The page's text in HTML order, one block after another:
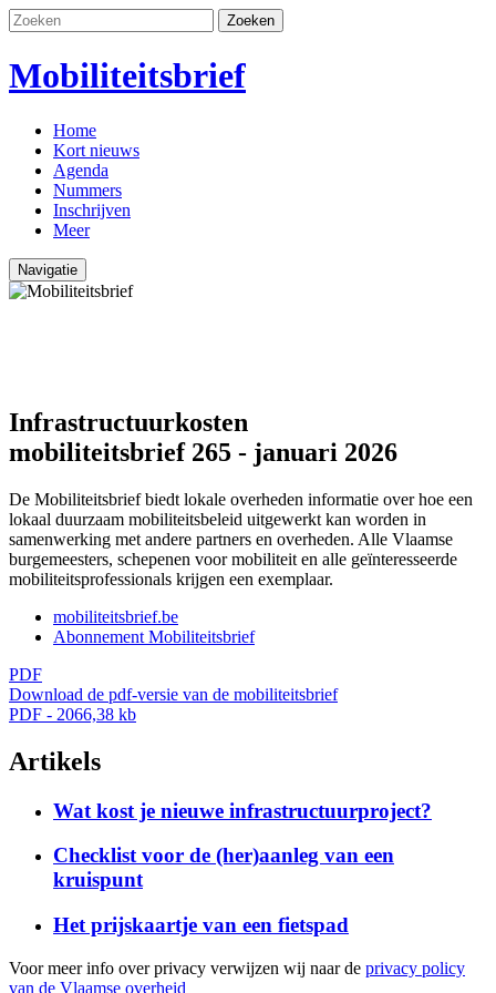
Zoeken
Mobiliteitsbrief
Home
Kort nieuws
Agenda
Nummers
Inschrijven
Meer
Navigatie
Infrastructuurkosten
mobiliteitsbrief 265 - januari 2026
De Mobiliteitsbrief biedt lokale overheden informatie over hoe een
lokaal duurzaam mobiliteitsbeleid uitgewerkt kan worden in
samenwerking met andere partners en overheden. Alle Vlaamse
burgemeesters, schepenen voor mobiliteit en alle geïnteresseerde
mobiliteitsprofessionals krijgen een exemplaar.
mobiliteitsbrief.be
Abonnement Mobiliteitsbrief
PDF
Download de pdf-versie van de mobiliteitsbrief
PDF - 2066,38 kb
Artikels
Wat kost je nieuwe infrastructuurproject?
Checklist voor de (her)aanleg van een
kruispunt
Het prijskaartje van een fietspad
Voor meer info over privacy verwijzen wij naar de privacy policy
van de Vlaamse overheid